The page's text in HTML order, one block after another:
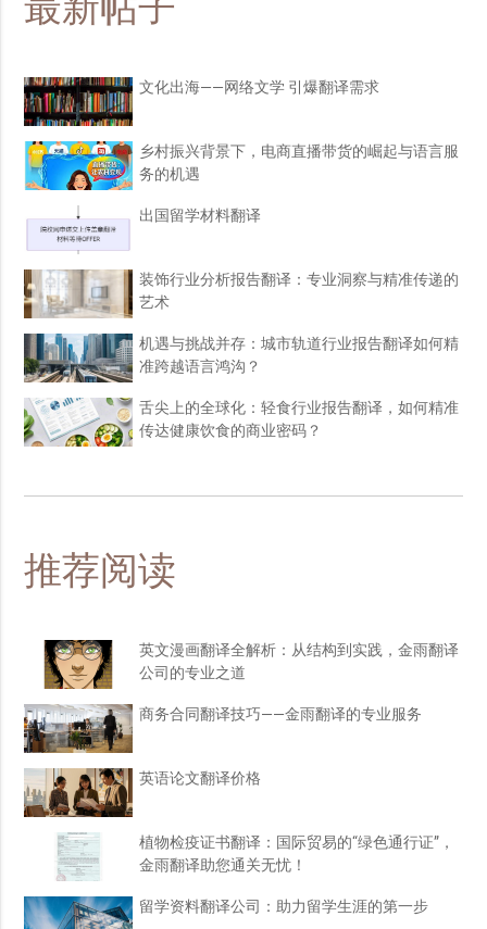
最新帖子
文化出海——网络文学 引爆翻译需求
乡村振兴背景下，电商直播带货的崛起与语言服
务的机遇
出国留学材料翻译
装饰行业分析报告翻译：专业洞察与精准传递的
艺术
机遇与挑战并存：城市轨道行业报告翻译如何精
准跨越语言鸿沟？
舌尖上的全球化：轻食行业报告翻译，如何精准
传达健康饮食的商业密码？
推荐阅读
英文漫画翻译全解析：从结构到实践，金雨翻译
公司的专业之道
商务合同翻译技巧——金雨翻译的专业服务
英语论文翻译价格
植物检疫证书翻译：国际贸易的“绿色通行证”，
金雨翻译助您通关无忧！
留学资料翻译公司：助力留学生涯的第一步